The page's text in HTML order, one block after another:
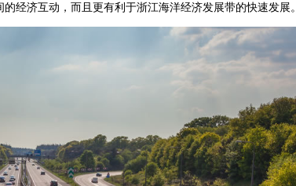
经济互动，而且更有利于浙江海洋经济发展带的快速发展。